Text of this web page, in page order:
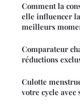
Comment la
elle influencer
meilleurs
Comparateur
réductions
Culotte
votre cycle avec